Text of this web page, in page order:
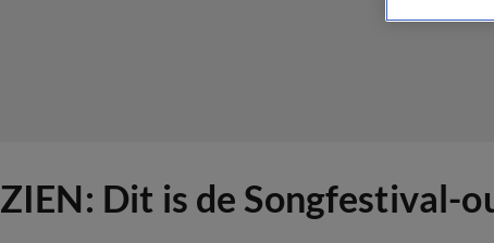
ZIEN: Dit is de Songfestival-